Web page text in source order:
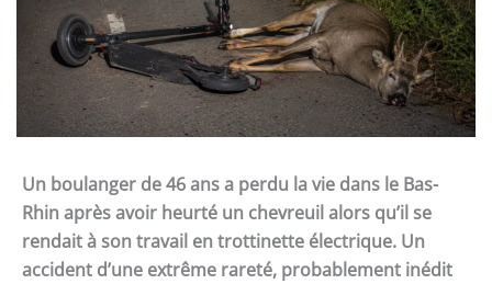
Un boulanger de 46 ans a perdu la vie dans le Bas-
Rhin après avoir heurté un chevreuil alors qu’il se
rendait à son travail en trottinette électrique. Un
accident d’une extrême rareté, probablement inédit